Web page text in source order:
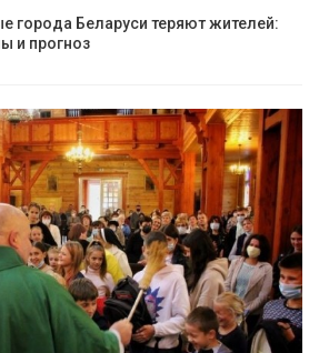
города Беларуси теряют жителей:
и прогноз